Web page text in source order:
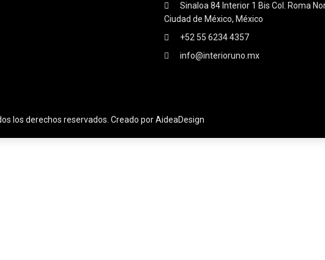
Sinaloa 84 Interior 1 Bis Col. Roma
Ciudad de México, México
+52 55 6234 4357
info@interioruno.mx
los derechos reservados. Creado por AideaDesign